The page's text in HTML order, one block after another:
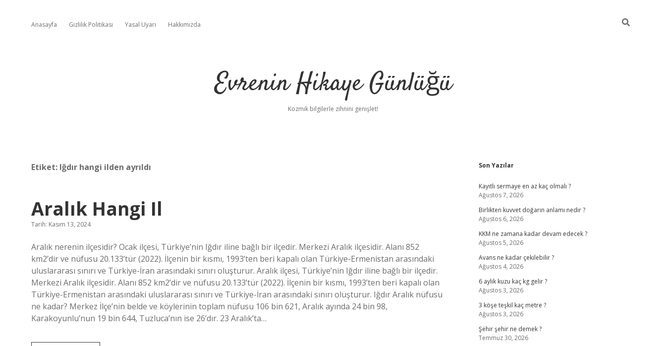
Anasayfa Gizlilik Politikası Yasal Uyarı Hakkımızda
Evrenin Hikaye Günlüğü
Kozmik bilgilerle zihnini genişlet!
Etiket: Iğdır hangi ilden ayrıldı
Aralık Hangi Il
Tarih: Kasım 13, 2024
Aralık nerenin ilçesidir? Ocak ilçesi, Türkiye’nin Iğdır iline bağlı bir ilçedir. Merkezi Aralık ilçesidir. Alanı 852
km2’dir ve nüfusu 20.133’tür (2022). İlçenin bir kısmı, 1993’ten beri kapalı olan Türkiye-Ermenistan arasındaki
uluslararası sınırı ve Türkiye-İran arasındaki sınırı oluşturur. Aralık ilçesi, Türkiye’nin Iğdır iline bağlı bir ilçedir.
Merkezi Aralık ilçesidir. Alanı 852 km2’dir ve nüfusu 20.133’tür (2022). İlçenin bir kısmı, 1993’ten beri kapalı olan
Türkiye-Ermenistan arasındaki uluslararası sınırı ve Türkiye-İran arasındaki sınırı oluşturur. Iğdır Aralık nüfusu
ne kadar? Merkez İlçe’nin belde ve köylerinin toplam nüfusu 106 bin 621, Aralık ayında 24 bin 98,
Karakoyunlu’nun 19 bin 644, Tuzluca’nın ise 26’dır. 23 Aralık’ta…
Sidebar
Son Yazılar
Kayıtlı sermaye en az kaç olmalı ?
Ağustos 7, 2026
Birlikten kuvvet doğarın anlamı nedir ?
Ağustos 6, 2026
KKM ne zamana kadar devam edecek ?
Ağustos 5, 2026
Avans ne kadar çekilebilir ?
Ağustos 4, 2026
6 aylık kuzu kaç kg gelir ?
Ağustos 3, 2026
3 köşe teşkil kaç metre ?
Ağustos 3, 2026
Şehir şehir ne demek ?
Temmuz 30, 2026